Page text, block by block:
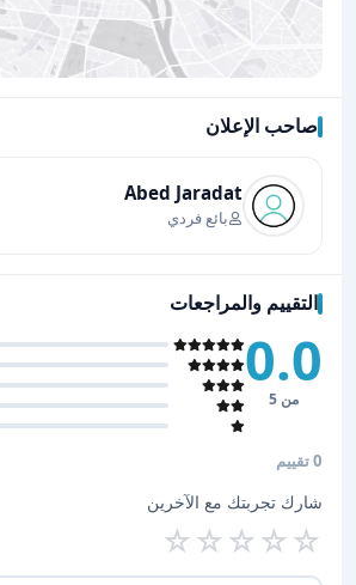
صاحب الإعلان
Abed Jaradat
بائع فردي
التقييم والمراجعات
0.0
من 5
0 تقييم
شارك تجربتك مع الآخرين
☆
☆
☆
☆
☆